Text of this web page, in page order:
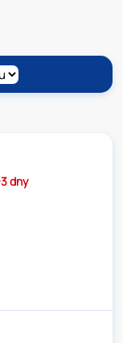
dny